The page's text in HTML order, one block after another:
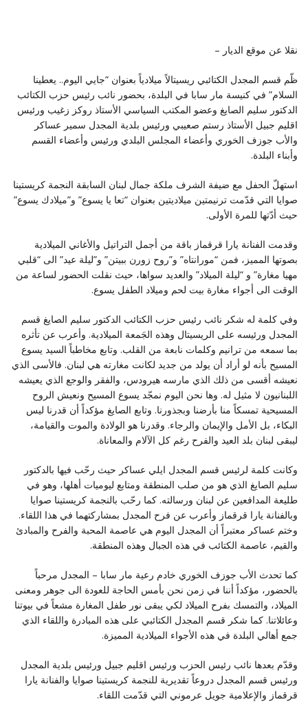
نقلا عن موقع الديار –
ظّم قسم المجدل الكتائبي ريسيتالاً ميلادياً بعنوان “جايي اليوم.. يعطينا
السلام” في كنيسة مار سابا في البلدة، بحضور نائب رئيس حزب الكتائب
الدكتور سليم الصايغ وعضو المكتب السياسي الأستاذ روكز زغيب ورئيس
اقليم جبيل الأستاذ رستم صعيبي ورئيس بلدية المجدل سمير عساكر
والأب جوزف الخوري وأعضاء المجلس البلدي ورئيس وأعضاء القسم
وأبناء البلدة.
استهلّ الحفل مع ضيفة الشرف ملكة جمال لبنان السابقة النجمة كريستينا
صوايا التي قدّمت ترنيمتين ميلاديتين بعنوان “تعا يا يسوع” و”ميلادك يسوع”
حيث أدّتها للمرة الأولى.
وقدمت الفنانة يارا قرقماز باقة من أجمل التراتيل والأغاني الميلادية
بصوتها المميز، فمن “مورانتاه” و”روح زورن ببيتن” و”ليلة عيد” الى “قلبي
مهيا مغارة” و “ليلة الميلاد” والعديد سواها، حيث نقلت الحضور لساعة من
الوقت الى أجواء مغارة بيت لحم وميلاد الطفل يسوع.
وفي كلمة له شكر نائب رئيس حزب الكتائب الدكتور سليم الصايغ قسم
المجدل ورئيسه على الريسيتال وهذه الجَمعة الميلادية. وأعرب عن تأثره
بما سمعه من ترانيم وكلمات نابعة من القلب. وتابع مخاطباً السيد يسوع
المسيح بأنه لو أراد أن يولد من جديد لكانت مغارته هي لبنان. فالأسى الذي
نعيشه أقسى من ذلك الذي مارسه هيرودس، والفقر والوجع الذي يعيشه
اللبنانيون لا مثيل له. وها نحن اليوم نمجّد يسوع المسيح ونعيش الروح
المسيحية تمسكاً منا بأرضنا وبجذورنا. وتابع الصايغ مؤكداً أن قدرنا ليس
البكاء، بل الأمل والإيمان والرجاء. وقدرنا هو الولادة والموت والقيامة،
ليبقى لبنان بلد العيد والفرح رغم كل الآلام والمعاناة.
وكانت كلمة لرئيس قسم المجدل ايلي عساكر حيث رحّب فيها بالدكتور
سليم الصايغ الذي هو من صلب المنطقة ومتابع ليوميات أهلها، وهو في
طليعة المدافعين عن لبنان ورسالته. كما رحّب بالنجمة كريستينا صوايا
وبالفنانة يارا قرقماز وأعرب عن فرح المجدل بمشاركتهما في هذا اللقاء.
وختم عساكر معتبراً أن المجدل اليوم هي عاصمة المحبة والفرح والمبادئ
والقيم، عاصمة الكتائب في هذه الجبال وهذه المنطقة.
كما تحدث الأب جوزف الخوري خادم رعية مار سابا – المجدل مرحباً
بالحضور، مؤكداً أننا في زمن نحن بأمس الحاجة للعودة الى جوهر ومعنى
الميلاد، والتمسك بفرح الميلاد لكي يبقى نور طفل المغارة مشعاً في بيوتنا
وعائلاتنا. كما شكر قسم المجدل الكتائبي على هذه المبادرة واللقاء الذي
جمع أهالي البلدة في هذه الأجواء الميلادية المميزة.
وقدّم بعدها نائب رئيس الحزب ورئيس اقليم جبيل ورئيس بلدية المجدل
ورئيس قسم المجدل دروعاً تقديرية للنجمة كريستينا صوايا والفنانة يارا
قرقماز والإعلامية جويل عرموني التي قدّمت اللقاء.